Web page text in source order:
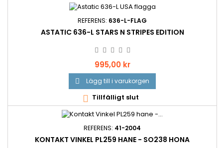
REFERENS: 636-L-FLAG
ASTATIC 636-L STARS N STRIPES EDITION
Pris
995,00 kr
 Lägg till i varukorgen
 Tillfälligt slut
REFERENS: 41-2004
KONTAKT VINKEL PL259 HANE - SO238 HONA